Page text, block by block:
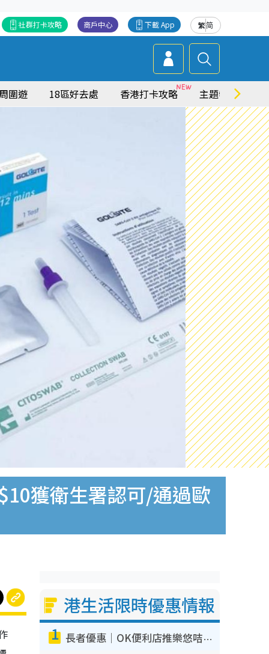
繁简
下載 App
商戶中心
社群打卡攻略
圍遊 18區好去處 香港打卡攻略 主題特集
獲衛生署認可/通過歐
港生活限時優惠情報
1 長者優惠｜OK便利店推樂悠咭優惠！買麵包/牛奶/保健品拍卡即減